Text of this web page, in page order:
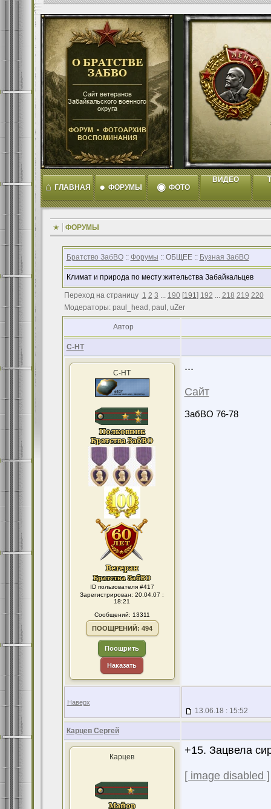
⌂ ГЛАВНАЯ ● ФОРУМЫ ◉ ФОТО
ВИДЕО
ФОРУМЫ
Братство ЗабВО:: Форумы :: ОБЩЕЕ :: Бузная ЗабВО
Климат и природа по месту жительства Забайкальцев
Переход на страницу 1 2 3 ... 190 [191] 192 ... 218 219 220
Модераторы: paul_head, paul, uZer
Автор
С-НТ
С-НТ
ID пользователя #417
Зарегистрирован: 20.04.07 :
18:21
Сообщений: 13311
ПООЩРЕНИЙ: 494
Поощрить
Наказать
...
Сайт
ЗабВО 76-78
Наверх
13.06.18 : 15:52
Карцев Сергей
Карцев
+15. Зацвела
[ image disabled ]